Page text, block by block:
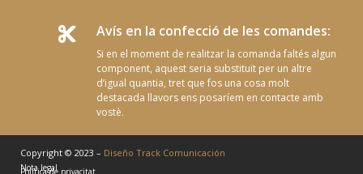
 Avís en la confecció de les comandes:
Si en el moment de realitzar la comanda faltés algun
component, aquest seria substituït per un altre
d’igual quantia, tret que fos una cosa molt
destacada llavors ens posaríem en contacte amb
vostè.
Copyright © 2023 – Diseño Track Comunicación
Nota legal